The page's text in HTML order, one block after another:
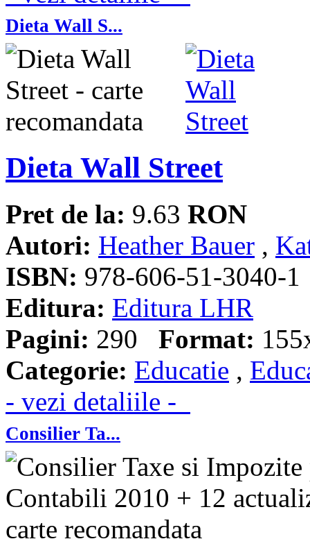
Dieta Wall S...
Dieta Wall Street
Pret de la: 9.63 RON
Autori: Heather Bauer ,
ISBN: 978-606-51-3040-1
Editura: Editura LHR
Pagini: 290 Format:
Categorie: Educatie ,
- vezi detaliile -
Consilier Ta...